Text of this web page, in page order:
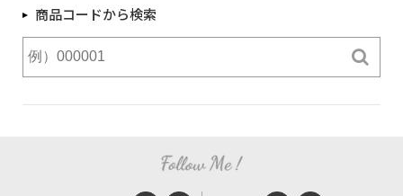
商品コードから検索